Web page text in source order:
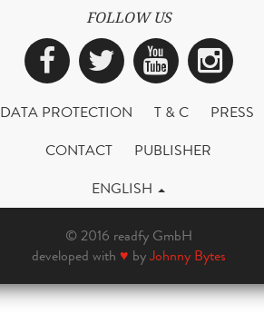
FOLLOW US
Facebook
Twitter
DATA PROTECTION T & C
PRESS
CONTACT
PUBLISHER
ENGLISH
© 2016 readfy GmbH
developed with ♥ byJohnny Bytes